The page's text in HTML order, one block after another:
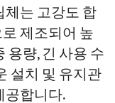
체는 고강도 합
제조되어 높
용량, 긴 사용 수
설치 및 유지관
공합니다.